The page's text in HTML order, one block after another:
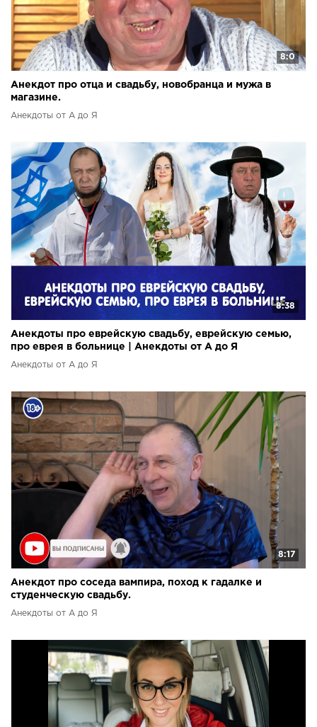
8:0
Анекдот про отца и свадьбу, новобранца и мужа в
магазине.
Анекдоты от А до Я
8:38
Анекдоты про еврейскую свадьбу, еврейскую семью,
про еврея в больнице | Анекдоты от А до Я
Анекдоты от А до Я
8:17
Анекдот про соседа вампира, поход к гадалке и
студенческую свадьбу.
Анекдоты от А до Я